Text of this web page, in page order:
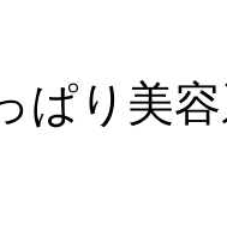
ぱり美